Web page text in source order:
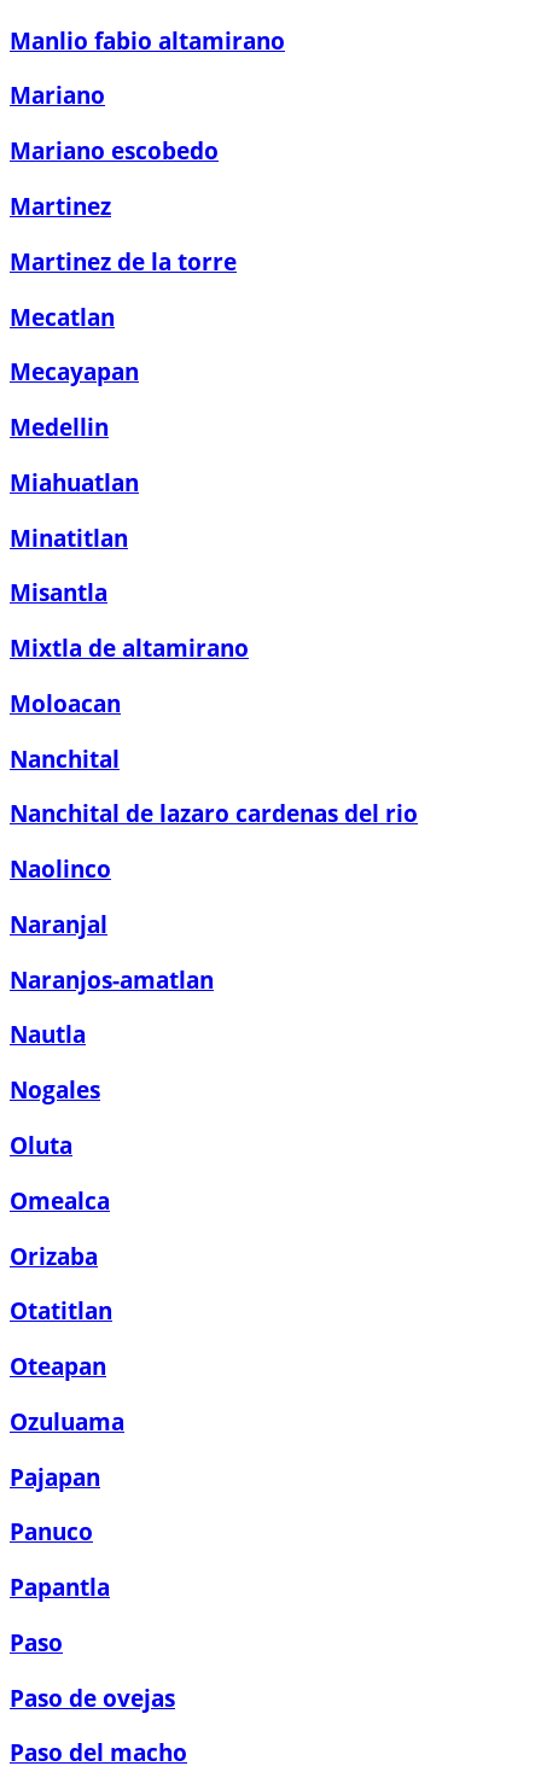
Manlio fabio altamirano
Mariano
Mariano escobedo
Martinez
Martinez de la torre
Mecatlan
Mecayapan
Medellin
Miahuatlan
Minatitlan
Misantla
Mixtla de altamirano
Moloacan
Nanchital
Nanchital de lazaro cardenas del rio
Naolinco
Naranjal
Naranjos-amatlan
Nautla
Nogales
Oluta
Omealca
Orizaba
Otatitlan
Oteapan
Ozuluama
Pajapan
Panuco
Papantla
Paso
Paso de ovejas
Paso del macho